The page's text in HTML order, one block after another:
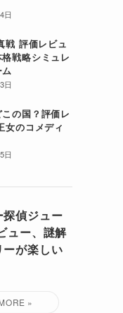
日
戦 評価レビュ
戦略シミュレ
日
この国？評価レ
女のコメディ
日
探偵ジュー
ュー、謎解
ーが楽しい